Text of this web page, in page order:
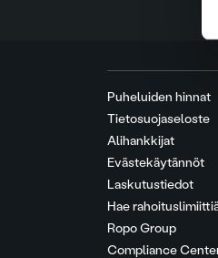
Puheluiden hinnat
Tietosuojaseloste
Alihankkijat
Evästekäytännöt
Laskutustiedot
Hae
Ropo Group
Compliance